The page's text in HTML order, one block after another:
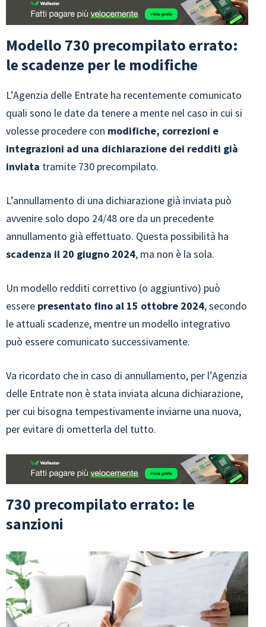
Modello 730 precompilato errato:
le scadenze per le modifiche
L’Agenzia delle Entrate ha recentemente comunicato
quali sono le date da tenere a mente nel caso in cui si
volesse procedere con modifiche, correzioni e
integrazioni ad una dichiarazione dei redditi già
inviata tramite 730 precompilato.
L’annullamento di una dichiarazione già inviata può
avvenire solo dopo 24/48 ore da un precedente
annullamento già effettuato. Questa possibilità ha
scadenza il 20 giugno 2024, ma non è la sola.
Un modello redditi correttivo (o aggiuntivo) può
essere presentato fino al 15 ottobre 2024, secondo
le attuali scadenze, mentre un modello integrativo
può essere comunicato successivamente.
Va ricordato che in caso di annullamento, per l’Agenzia
delle Entrate non è stata inviata alcuna dichiarazione,
per cui bisogna tempestivamente inviarne una nuova,
per evitare di ometterla del tutto.
730 precompilato errato: le
sanzioni